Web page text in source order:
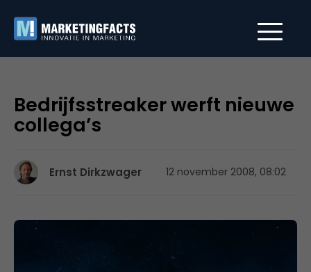
Bedrijfsstreaker werft nieuwe
collega’s
Ernst Dirkzwager 12 november 2008, 08:02